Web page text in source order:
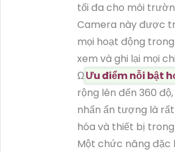
tối đa cho môi
Camera này được
mọi hoạt động
xem và ghi lại mọi
ΩƯu điểm nỗi bật
rộng lên đến 360
nhấn ấn tượng là
hóa và thiết bị
Một chức năng đặc